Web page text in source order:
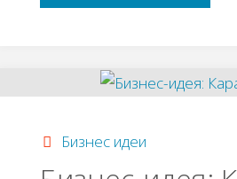
Салон
Бизнес идеи